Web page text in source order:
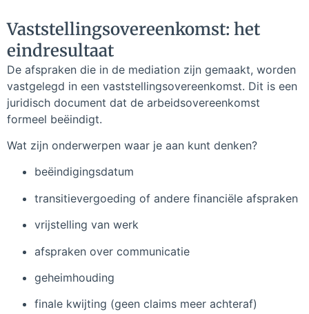
Vaststellingsovereenkomst: het
eindresultaat
De afspraken die in de mediation zijn gemaakt, worden
vastgelegd in een vaststellingsovereenkomst. Dit is een
juridisch document dat de arbeidsovereenkomst
formeel beëindigt.
Wat zijn onderwerpen waar je aan kunt denken?
beëindigingsdatum
transitievergoeding of andere financiële afspraken
vrijstelling van werk
afspraken over communicatie
geheimhouding
finale kwijting (geen claims meer achteraf)